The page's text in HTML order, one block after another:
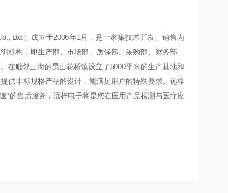
Ltd.）成立于2006年1月，是一家集技术开发、销售为
机构，即生产部、市场部、质保部、采购部、财务部、
在毗邻上海的昆山花桥镇设立了5000平米的生产基地和
供非标规格产品的设计，能满足用户的特殊要求。远梓
*的售后服务，远梓电子将是您在医用产品检测与医疗应